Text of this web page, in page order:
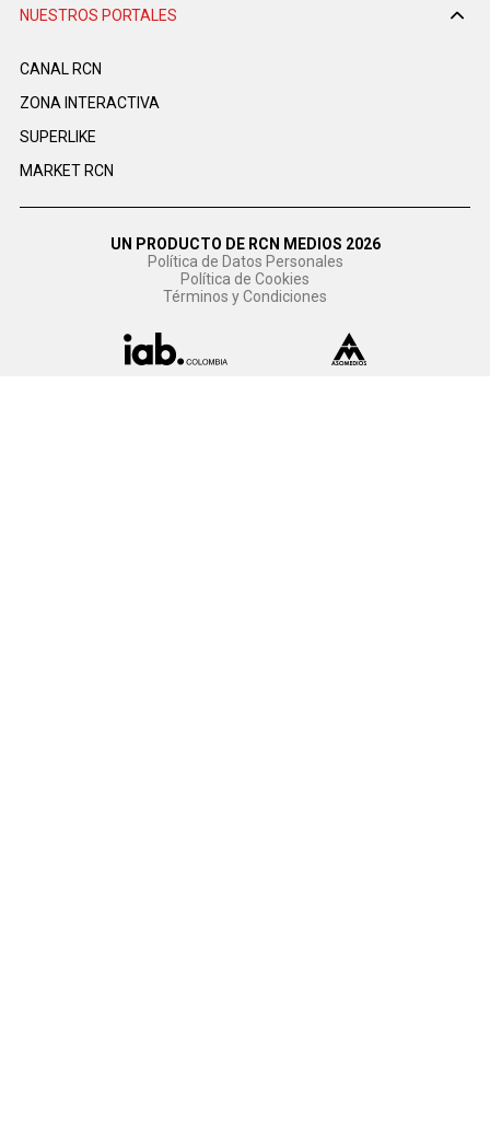
NUESTROS PORTALES
CANAL RCN
ZONA INTERACTIVA
SUPERLIKE
MARKET RCN
UN PRODUCTO DE RCN MEDIOS 2026
Política de Datos Personales
Política de Cookies
Términos y Condiciones